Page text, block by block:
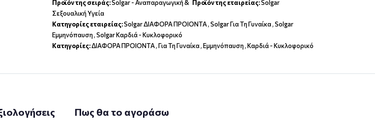
Προϊόν της σειράς:Solgar - Αναπαραγωγική &
Σεξουαλική Υγεία
Προϊόν της εταιρείας:Solgar
Κατηγορίες εταιρείας:Solgar ΔΙΑΦΟΡΑ ΠΡΟΙΟΝΤΑ,Solgar Για Τη Γυναίκα,Solgar
Εμμηνόπαυση,Solgar Καρδιά - Κυκλοφορικό
Κατηγορίες:ΔΙΑΦΟΡΑ ΠΡΟΙΟΝΤΑ,Για Τη Γυναίκα,Εμμηνόπαυση,Καρδιά - Κυκλοφορικό
Πως θα το αγοράσω